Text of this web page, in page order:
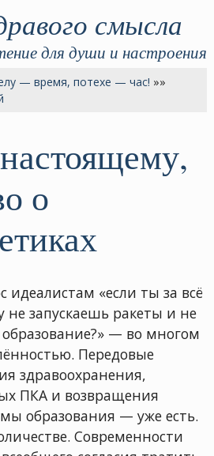
смысла
для души и настроения
— время, потехе — час! »»
о
идеалистам «если ты за всё
не запускаешь ракеты и не
— во многом
Передовые
здравоохранения,
ПКА и возвращения
образования — уже есть.
Современности